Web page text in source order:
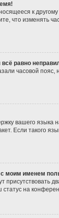
к
что изменять
равно
часовой
вашего
Если такого
моим именем
присутствовать
на